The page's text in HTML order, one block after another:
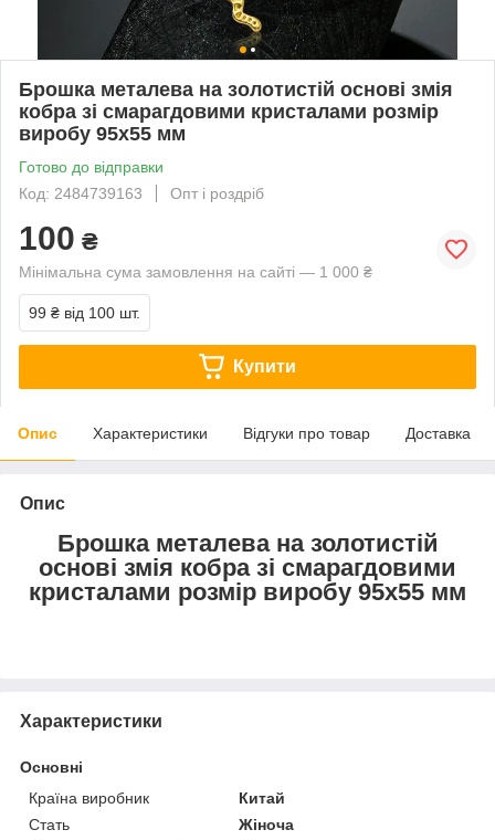
Брошка металева на золотистій основі змія
кобра зі смарагдовими кристалами розмір
виробу 95х55 мм
Готово до відправки
Код: 2484739163
Опт і роздріб
100 ₴
Мінімальна сума замовлення на сайті — 1 000 ₴
99 ₴ від 100 шт.
Купити
Опис Характеристики Відгуки про товар Доставка
Опис
Брошка металева на золотистій
основі змія кобра зі смарагдовими
кристалами розмір виробу 95х55 мм
Характеристики
Основні
Країна виробник
Китай
Стать
Жіноча